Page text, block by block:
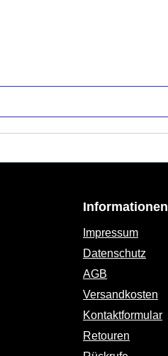
Informationen
Impressum
Datenschutz
AGB
Versandkosten
Kontaktformular
Retouren